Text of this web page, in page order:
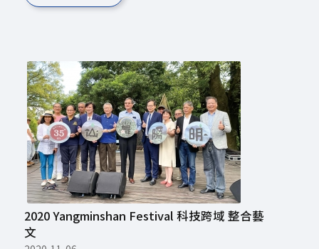
2020 Yangminshan Festival 科技跨域 整合藝
文